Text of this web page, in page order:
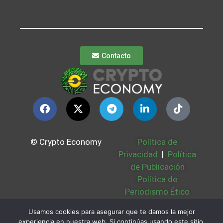
Contacto
© Crypto Economy
Política de
Privacidad | Política
de Publicación
Política de
Periodismo Ético
Bases Legales |
Usamos cookies para asegurar que te damos la mejor